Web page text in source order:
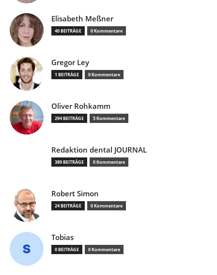
Elisabeth Meßner
40 BEITRÄGE 0 Kommentare
Gregor Ley
1 BEITRÄGE 0 Kommentare
Oliver Rohkamm
294 BEITRÄGE 5 Kommentare
Redaktion dental JOURNAL
389 BEITRÄGE 0 Kommentare
Robert Simon
24 BEITRÄGE 0 Kommentare
Tobias
0 BEITRÄGE 0 Kommentare